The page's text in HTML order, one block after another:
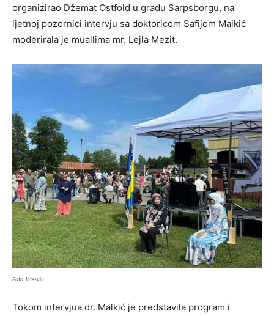
organizirao Džemat Ostfold u gradu Sarpsborgu, na
ljetnoj pozornici intervju sa doktoricom Safijom Malkić
moderirala je muallima mr. Lejla Mezit.
Foto: Intervju
Tokom intervjua dr. Malkić je predstavila program i